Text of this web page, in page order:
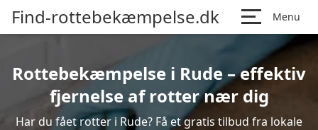
Find-rottebekæmpelse.dk Menu
Rottebekæmpelse i Rude – effektiv
fjernelse af rotter nær dig
Har du fået rotter i Rude? Få et gratis tilbud fra lokale